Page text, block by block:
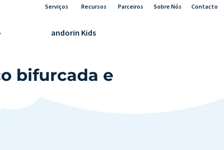
Contacto
Sobre Nós
Parceiros
Recursos
Serviços
andorin Kids
bifurcada e